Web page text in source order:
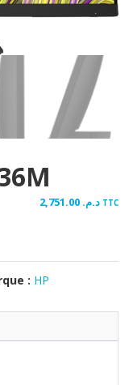
د.م. TTC
: HP